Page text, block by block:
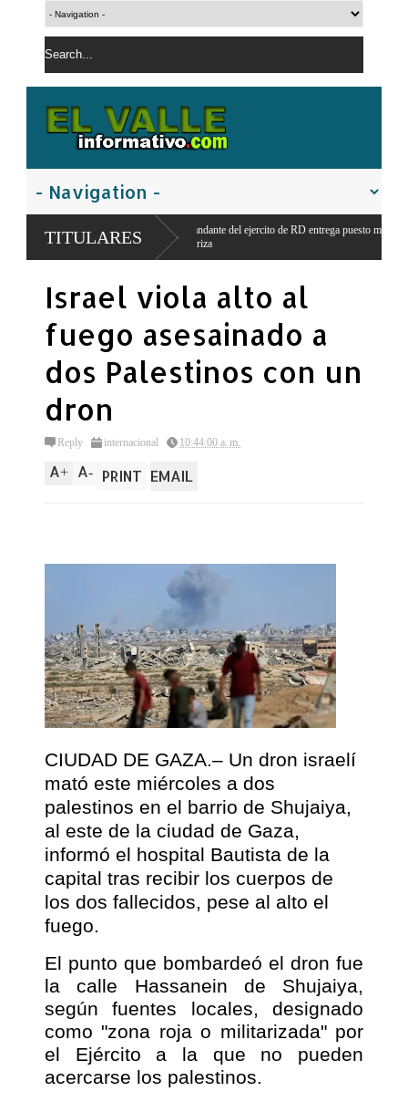
TITULARES
Comandante del ejercito de RD entrega puesto militar para seguridad y vigilancia
franteriza
Israel viola alto al
fuego asesainado a
dos Palestinos con un
dron
Reply internacional 10:44:00 a. m.
A+ A- PRINT EMAIL
CIUDAD DE GAZA.– Un dron israelí
mató este miércoles a dos
palestinos en el barrio de Shujaiya,
al este de la ciudad de Gaza,
informó el hospital Bautista de la
capital tras recibir los cuerpos de
los dos fallecidos, pese al alto el
fuego.
El punto que bombardeó el dron fue
la calle Hassanein de Shujaiya,
según fuentes locales, designado
como "zona roja o militarizada" por
el Ejército a la que no pueden
acercarse los palestinos.